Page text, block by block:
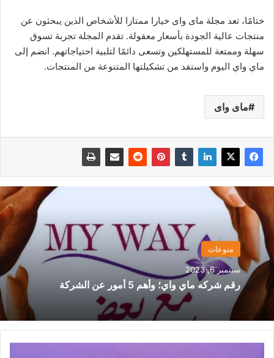
ختامًا، تعد مجلة ماى واى خيارا ممتازا للأشخاص الذين يبحثون عن
منتجات عالية الجودة بأسعار معقولة. تقدم المجلة تجربة تسوق
سهلة وممتعة للمستهلكين وتسعى دائمًا لتلبية احتياجاتهم. انضم إلى
ماي واي اليوم واستفد من تشكيلتها المتنوعة من المنتجات.
ماى واى
منوعات
سبتمبر 6, 2023
رقم شركه ماي واي؛ وأهم 5 أمور عن الشركة